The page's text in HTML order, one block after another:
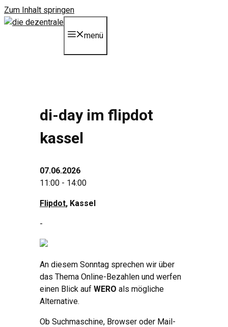
Zum Inhalt springen
menü
di-day im flipdot
kassel
07.06.2026
11:00 - 14:00
Flipdot, Kassel
-
An diesem Sonntag sprechen wir über
das Thema Online-Bezahlen und werfen
einen Blick auf WERO als mögliche
Alternative.
Ob Suchmaschine, Browser oder Mail-